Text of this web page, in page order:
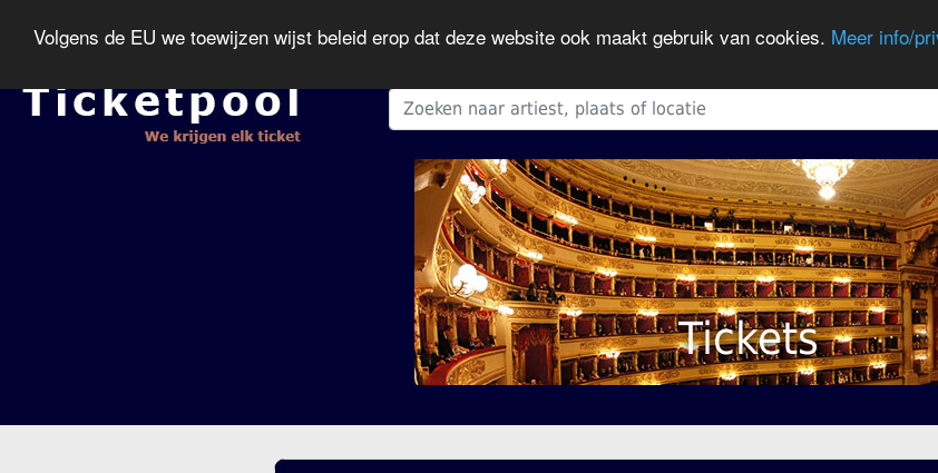
Volgens de EU we toewijzen wijst beleid erop dat deze website ook maakt gebruik van cookies. Meer info/
Tickets